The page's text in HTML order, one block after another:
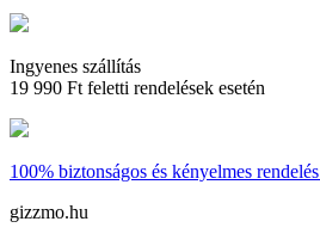
Ingyenes szállítás
19 990 Ft feletti rendelések esetén
100% biztonságos és kényelmes rendelés
gizzmo.hu